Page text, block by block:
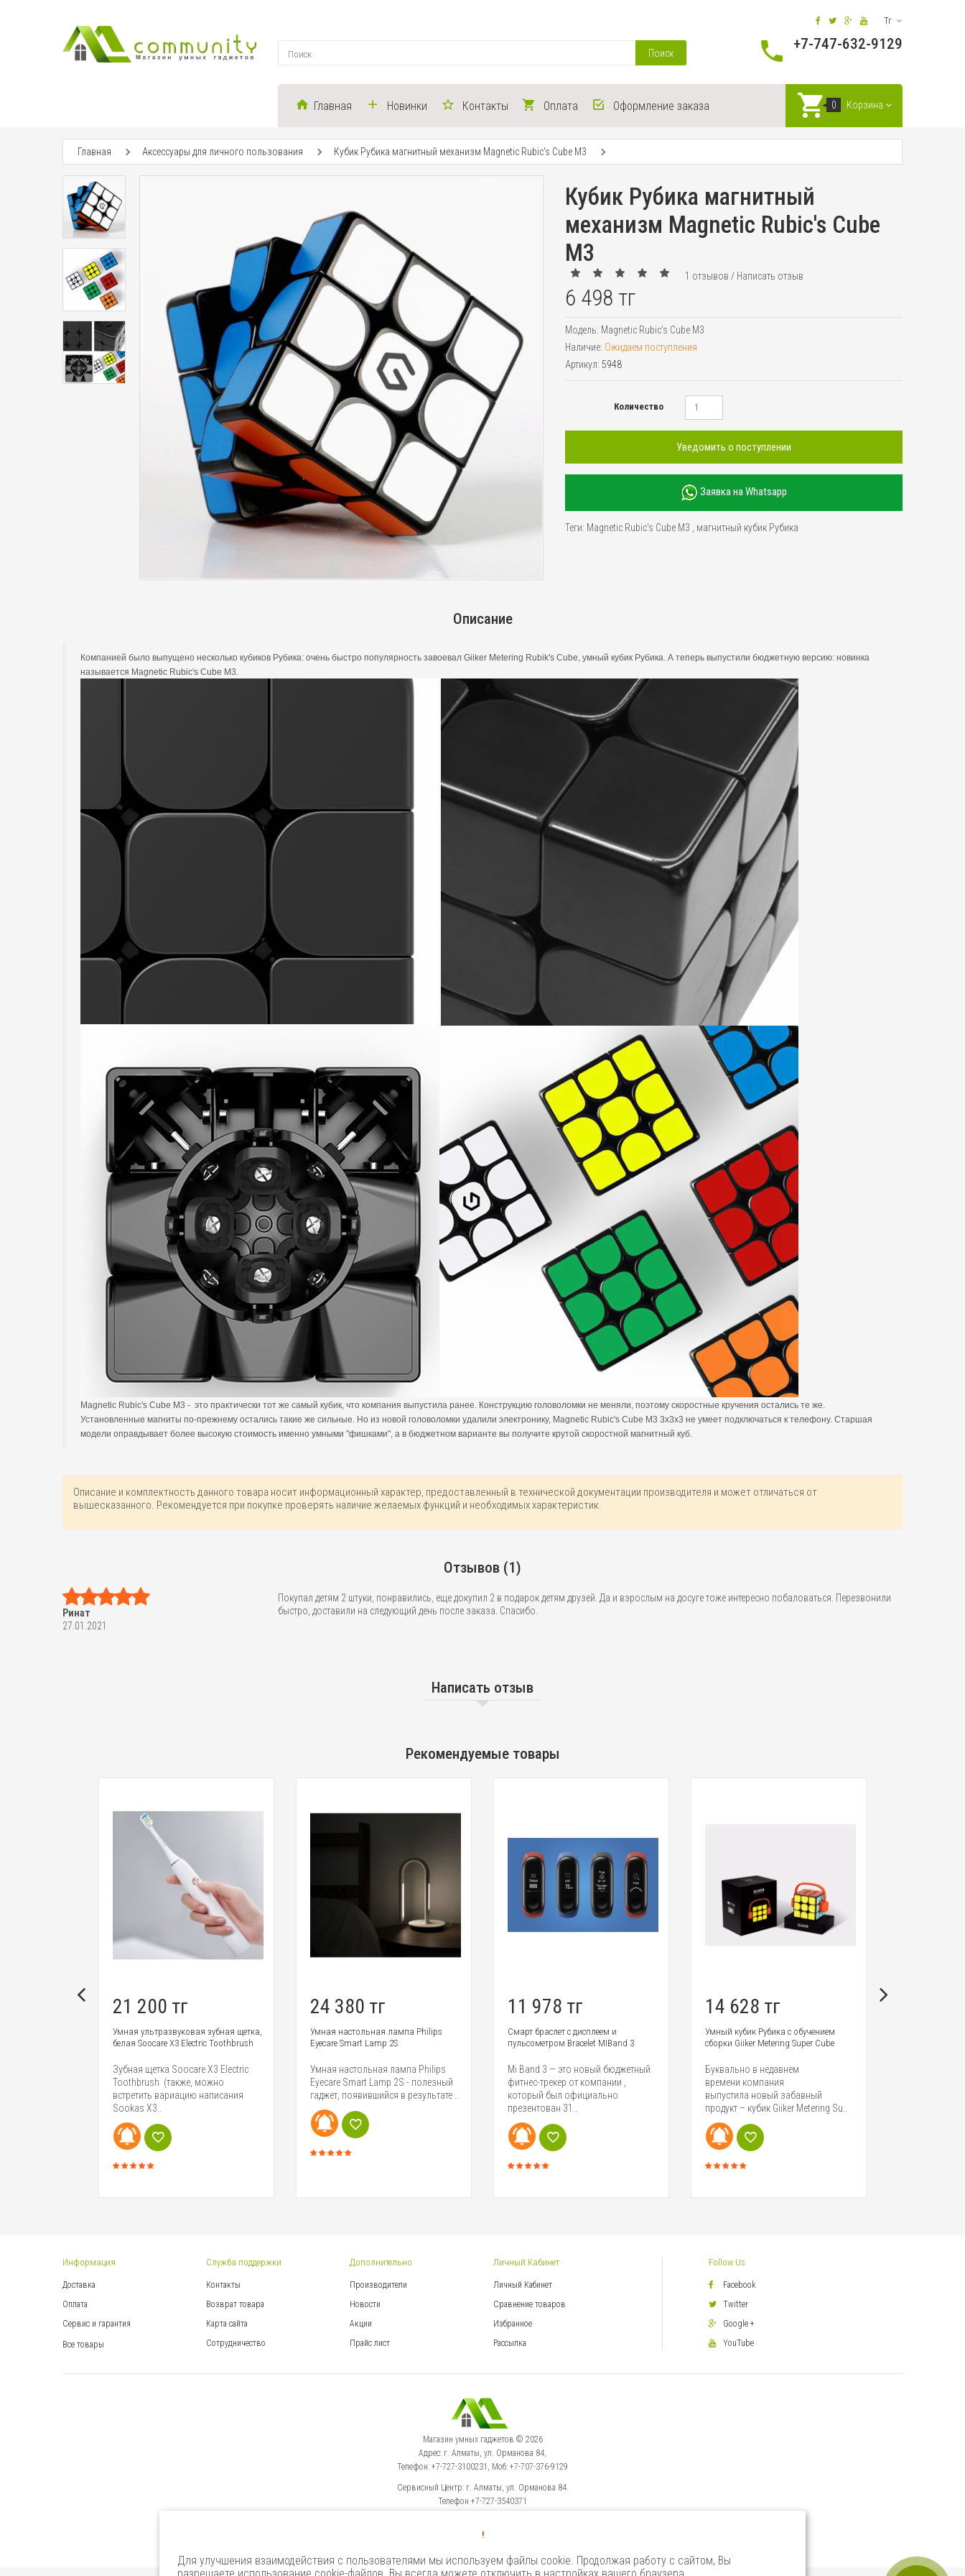
Тг
Поиск
+7-747-632-9129
Главная Новинки Контакты Оплата Оформление заказа 0 Корзина
Главная Аксессуары для личного пользования Кубик Рубика магнитный механизм Magnetic Rubic's Cube M3
Кубик Рубика магнитный
механизм Magnetic Rubic's Cube
M3
1 отзывов / Написать отзыв
6 498 тг
Модель: Magnetic Rubic's Cube M3
Наличие: Ожидаем поступления
Артикул: 5948
Количество
Уведомить о поступлении
Заявка на Whatsapp
Теги: Magnetic Rubic's Cube M3 магнитный кубик Рубика
Описание
Компанией было выпущено несколько кубиков Рубика: очень быстро популярность завоевал Giiker Metering Rubik's Cube, умный кубик Рубика. А теперь выпустили бюджетную версию: новинка
называется Magnetic Rubic's Cube M3.
Magnetic Rubic's Cube M3 - это практически тот же самый кубик, что компания выпустила ранее. Конструкцию головоломки не меняли, поэтому скоростные кручения остались те же.
Установленные магниты по-прежнему остались такие же сильные. Но из новой головоломки удалили электронику, Magnetic Rubic's Cube М3 3х3х3 не умеет подключаться к телефону. Старшая
модели оправдывает более высокую стоимость именно умными "фишками", а в бюджетном варианте вы получите крутой скоростной магнитный куб.
Описание и комплектность данного товара носит информационный характер, предоставленный в технической документации производителя и может отличаться от
вышесказанного. Рекомендуется при покупке проверять наличие желаемых функций и необходимых характеристик.
Отзывов (1)
Ринат
27.01.2021
Покупал детям 2 штуки, понравились, еще докупил 2 в подарок детям друзей. Да и взрослым на досуге тоже интересно побаловаться. Перезвонили
быстро, доставили на следующий день после заказа. Спасибо.
Написать отзыв
Рекомендуемые товары
21 200 тг
Умная ультразвуковая зубная щетка,
белая Soocare X3 Electric Toothbrush
Зубная щетка Soocare X3 Electric
Toothbrush (также, можно
встретить вариацию написания
Sookas X3..
24 380 тг
Умная настольная лампа Philips
Eyecare Smart Lamp 2S
Умная настольная лампа Philips
Eyecare Smart Lamp 2S - полезный
гаджет, появившийся в результате ..
11 978 тг
Смарт браслет с дисплеем и
пульсометром Bracelet MIBand 3
Mi Band 3 — это новый бюджетный
фитнес-трекер от компании ,
который был официально
презентован 31..
14 628 тг
Умный кубик Рубика с обучением
сборки Giiker Metering Super Cube
Буквально в недавнем
времени компания
выпустила новый забавный
продукт – кубик Giiker Metering Su..
Информация
Доставка
Оплата
Сервис и гарантия
Все товары
Служба поддержки
Контакты
Возврат товара
Карта сайта
Сотрудничество
Дополнительно
Производители
Новости
Акции
Прайс лист
Личный Кабинет
Личный Кабинет
Сравнение товаров
Избранное
Рассылка
Follow Us
Facebook
Twitter
Google +
YouTube
Магазин умных гаджетов © 2026
Адрес: г. Алматы, ул. Орманова 84,
Телефон: +7-727-3100231, Моб: +7-707-376-9129
Сервисный Центр: г. Алматы, ул. Орманова 84.
Телефон +7-727-3540371
Select Language
!
Для улучшения взаимодействия с пользователями мы используем файлы cookie. Продолжая работу с сайтом, Вы